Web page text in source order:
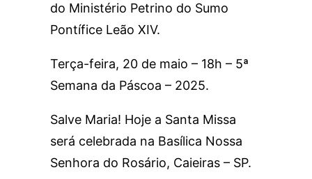
do Ministério Petrino do Sumo
Pontífice Leão XIV.
Terça-feira, 20 de maio – 18h – 5ª
Semana da Páscoa – 2025.
Salve Maria! Hoje a Santa Missa
será celebrada na Basílica Nossa
Senhora do Rosário, Caieiras – SP.